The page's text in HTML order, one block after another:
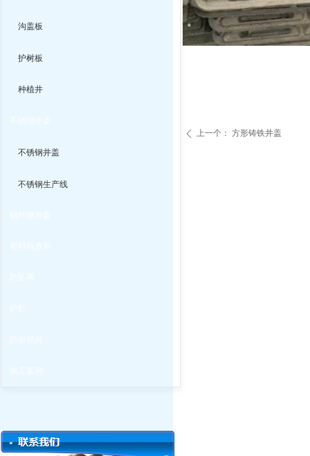
ꄴ 上一个： 方形铸铁井盖
沟盖板
护树板
种植井
不锈钢井盖
不锈钢生产线